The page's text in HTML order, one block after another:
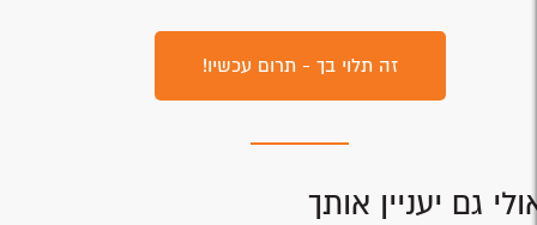
זה תלוי בך - תרום עכשיו!
גם יעניין אותך